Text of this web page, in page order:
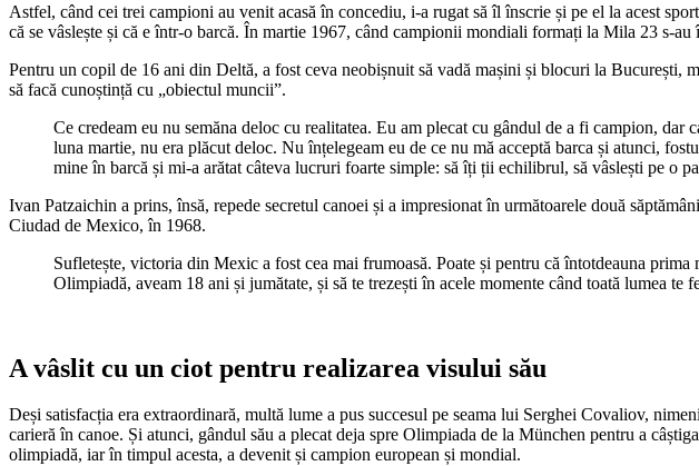
Astfel, când cei trei campioni au venit acasă în concediu, i-a rugat să îl înscrie și pe el la acest
că se vâslește și că e într-o barcă. În martie 1967, când campionii mondiali formați la Mila 23 s-
Pentru un copil de 16 ani din Deltă, a fost ceva neobișnuit să vadă mașini și blocuri la București,
să facă cunoștință cu „obiectul muncii”.
Ce credeam eu nu semăna deloc cu realitatea. Eu am plecat cu gândul de a fi campion,
luna martie, nu era plăcut deloc. Nu înțelegeam eu de ce nu mă acceptă barca și atunci,
mine în barcă și mi-a arătat câteva lucruri foarte simple: să îți ții echilibrul, să vâslești pe o
Ivan Patzaichin a prins, însă, repede secretul canoei și a impresionat în următoarele două
Ciudad de Mexico, în 1968.
Sufletește, victoria din Mexic a fost cea mai frumoasă. Poate și pentru că întotdeauna
Olimpiadă, aveam 18 ani și jumătate, și să te trezești în acele momente când toată lumea te
A vâslit cu un ciot pentru realizarea visului său
Deși satisfacția era extraordinară, multă lume a pus succesul pe seama lui Serghei Covaliov,
carieră în canoe. Și atunci, gândul său a plecat deja spre Olimpiada de la München pentru a
olimpiadă, iar în timpul acesta, a devenit și campion european și mondial.